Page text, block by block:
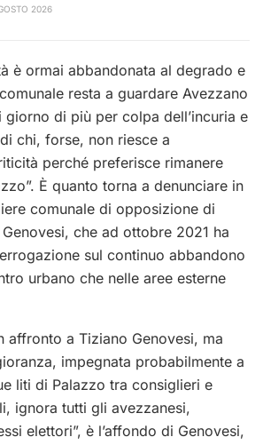
2026
è ormai abbandonata al degrado e
resta a guardare Avezzano
di più per colpa dell’incuria e
chi, forse, non riesce a
perché preferisce rimanere
È quanto torna a denunciare in
comunale di opposizione di
che ad ottobre 2021 ha
sul continuo abbandono
urbano che nelle aree esterne
affronto a Tiziano Genovesi, ma
impegnata probabilmente a
liti di Palazzo tra consiglieri e
ignora tutti gli avezzanesi,
elettori”, è l’affondo di Genovesi,